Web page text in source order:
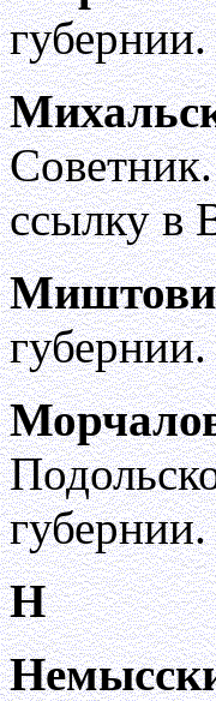
ссылку в
губернии.
Н